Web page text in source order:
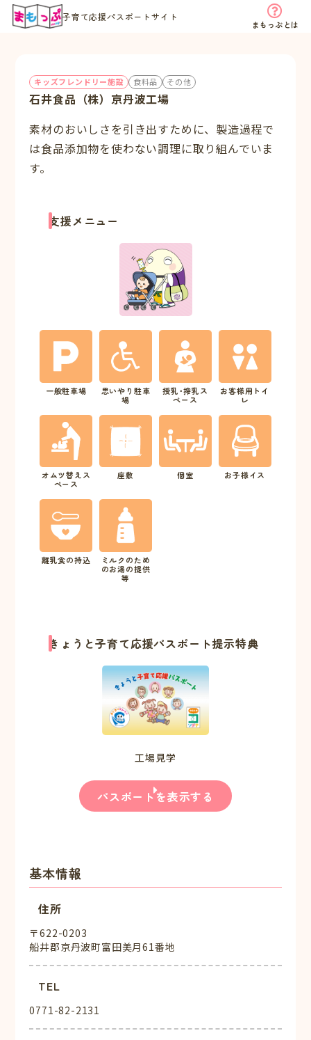
子育て応援パスポートサイト
まもっぷとは
キッズフレンドリー施設 食料品 その他
石井食品（株）京丹波工場
素材のおいしさを引き出すために、製造過程で
は食品添加物を使わない調理に取り組んでいま
す。
支援メニュー
一般駐車場
思いやり駐車
場
授乳･搾乳ス
ペース
お客様用トイ
レ
オムツ替えス
ペース
座敷 個室 お子様イス
離乳食の持込
ミルクのため
のお湯の提供
等
きょうと子育て応援パスポート提示特典
工場見学
パスポートを表示する
基本情報
住所
〒622-0203
船井郡京丹波町富田美月61番地
TEL
0771-82-2131